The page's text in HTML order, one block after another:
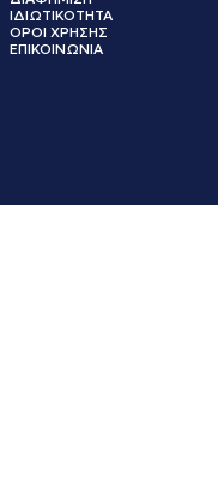
ΙΔΙΩΤΙΚΟΤΗΤΑ
ΟΡΟΙ ΧΡΗΣΗΣ
ΕΠΙΚΟΙΝΩΝΙΑ